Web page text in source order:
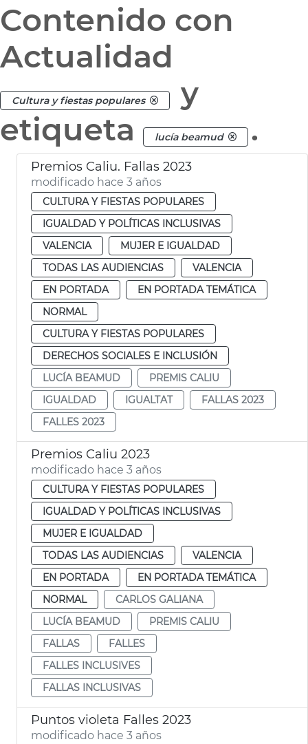
Contenido con
Actualidad
Cultura y fiestas populares
y
etiqueta
lucía beamud .
Premios Caliu. Fallas 2023
modificado hace 3 años
CULTURA Y FIESTAS POPULARES
IGUALDAD Y POLÍTICAS INCLUSIVAS
VALENCIA
MUJER E IGUALDAD
TODAS LAS AUDIENCIAS
VALENCIA
EN PORTADA
EN PORTADA TEMÁTICA
NORMAL
CULTURA Y FIESTAS POPULARES
DERECHOS SOCIALES E INCLUSIÓN
LUCÍA BEAMUD
PREMIS CALIU
IGUALDAD
IGUALTAT
FALLAS 2023
FALLES 2023
Premios Caliu 2023
modificado hace 3 años
CULTURA Y FIESTAS POPULARES
IGUALDAD Y POLÍTICAS INCLUSIVAS
MUJER E IGUALDAD
TODAS LAS AUDIENCIAS
VALENCIA
EN PORTADA
EN PORTADA TEMÁTICA
NORMAL
CARLOS GALIANA
LUCÍA BEAMUD
PREMIS CALIU
FALLAS
FALLES
FALLES INCLUSIVES
FALLAS INCLUSIVAS
Puntos violeta Falles 2023
modificado hace 3 años